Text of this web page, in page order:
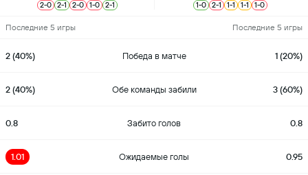
2-0 2-1 2-0 1-0 2-1 1-0 2-1 1-1 1-1 1-0
Последние 5 игры Последние 5 игры
2 (40%) Победа в матче 1 (20%)
2 (40%) Обе команды забили 3 (60%)
0.8 Забито голов 0.8
1.01 Ожидаемые голы 0.95